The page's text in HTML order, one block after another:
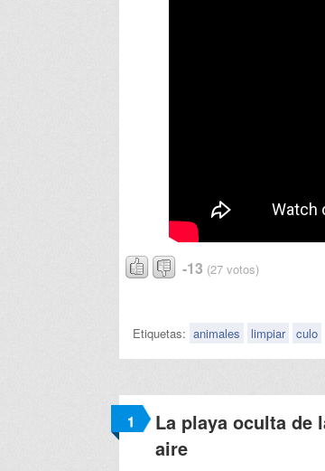
-13 (27 votos)
Etiquetas: animales limpiar culo
1
La playa oculta de
aire